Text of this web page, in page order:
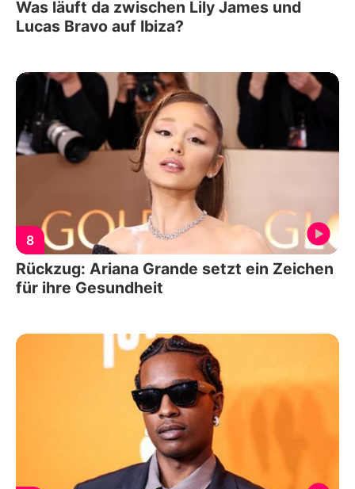
Was läuft da zwischen Lily James und
Lucas Bravo auf Ibiza?
8
Rückzug: Ariana Grande setzt ein Zeichen
für ihre Gesundheit